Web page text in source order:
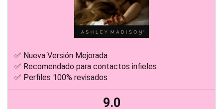
✅ Nueva Versión Mejorada
✅ Recomendado para contactos infieles
✅ Perfiles 100% revisados
9.0